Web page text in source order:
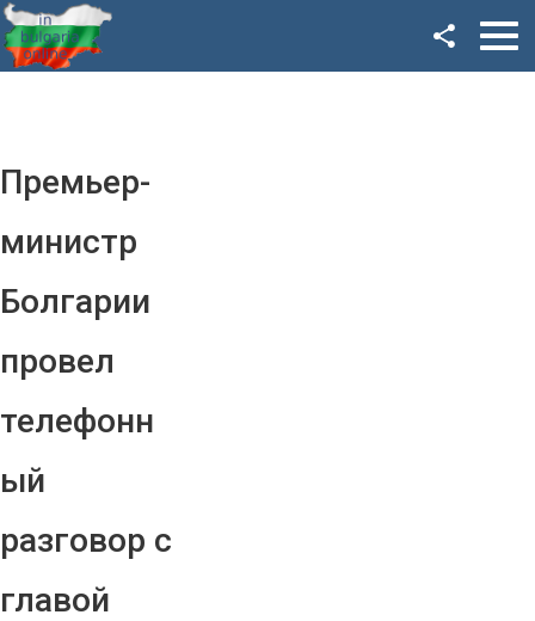
Премьер-
министр
Болгарии
провел
телефонн
ый
разговор с
главой